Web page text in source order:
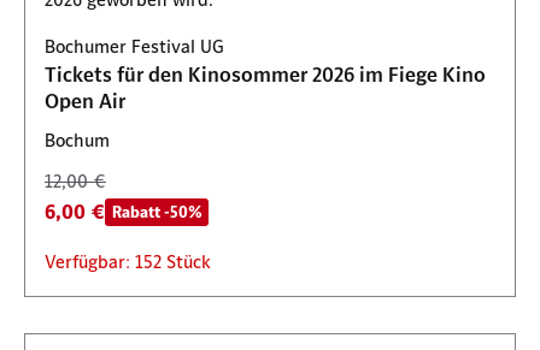
Bochumer Festival UG
Tickets für den Kinosommer 2026 im Fiege Kino
Open Air
Bochum
12,00 €
6,00 € Rabatt -50%
Verfügbar: 152 Stück